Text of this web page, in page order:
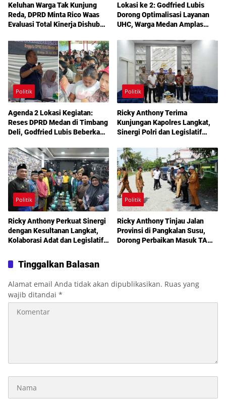
Keluhan Warga Tak Kunjung
Reda, DPRD Minta Rico Waas
Evaluasi Total Kinerja Dishub
Lokasi ke 2: Godfried Lubis
Dorong Optimalisasi Layanan
UHC, Warga Medan Amplas
Berobat Gratis Bermodal KTP
Politik
Agenda 2 Lokasi Kegiatan:
Reses DPRD Medan di Timbang
Deli, Godfried Lubis Beberkan
Layanan Kesehatan Gratis
Politik
Ricky Anthony Terima
Kunjungan Kapolres Langkat,
Sinergi Polri dan Legislatif
Politik
Ricky Anthony Perkuat Sinergi
dengan Kesultanan Langkat,
Kolaborasi Adat dan Legislatif
Politik
Ricky Anthony Tinjau Jalan
Provinsi di Pangkalan Susu,
Dorong Perbaikan Masuk TA
Tinggalkan Balasan
Alamat email Anda tidak akan dipublikasikan. Ruas yang
wajib ditandai *